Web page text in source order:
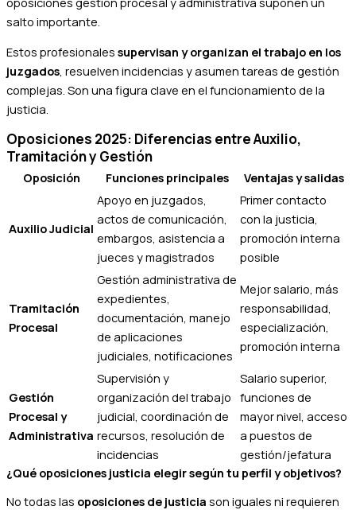
salto importante.
Estos profesionales supervisan y organizan el trabajo en los
juzgados, resuelven incidencias y asumen tareas de gestión
complejas. Son una figura clave en el funcionamiento de la
justicia.
Oposiciones 2025: Diferencias entre Auxilio,
Tramitación y Gestión
Oposición Funciones principales Ventajas y salidas
Auxilio Judicial
Apoyo en juzgados,
actos de comunicación,
embargos, asistencia a
jueces y magistrados
Primer contacto
con la justicia,
promoción interna
posible
Tramitación
Procesal
Gestión administrativa de
expedientes,
documentación, manejo
de aplicaciones
judiciales, notificaciones
Mejor salario, más
responsabilidad,
especialización,
promoción interna
Gestión
Procesal y
Administrativa
Supervisión y
organización del trabajo
judicial, coordinación de
recursos, resolución de
incidencias
Salario superior,
funciones de
mayor nivel, acceso
a puestos de
gestión/jefatura
¿Qué oposiciones justicia elegir según tu perfil y objetivos?
No todas las oposiciones de justicia son iguales ni requieren